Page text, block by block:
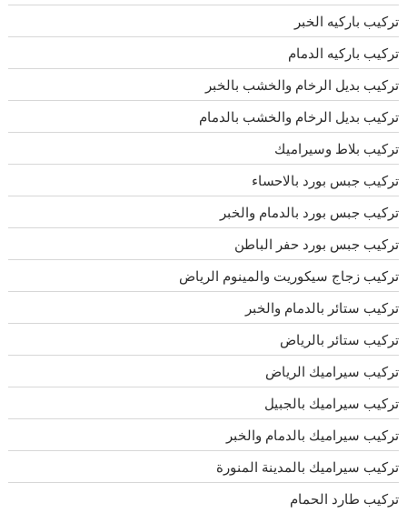
تركيب باركيه الخبر
تركيب باركيه الدمام
تركيب بديل الرخام والخشب بالخبر
تركيب بديل الرخام والخشب بالدمام
تركيب بلاط وسيراميك
تركيب جبس بورد بالاحساء
تركيب جبس بورد بالدمام والخبر
تركيب جبس بورد حفر الباطن
تركيب زجاج سيكوريت والمينوم الرياض
تركيب ستائر بالدمام والخبر
تركيب ستائر بالرياض
تركيب سيراميك الرياض
تركيب سيراميك بالجبيل
تركيب سيراميك بالدمام والخبر
تركيب سيراميك بالمدينة المنورة
تركيب طارد الحمام